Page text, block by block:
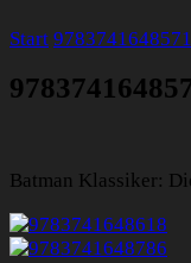
Start 9783741648571
Batman Klassiker: